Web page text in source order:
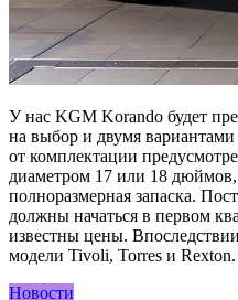
У нас KGM Korando будет
на выбор и двумя
от комплектации
диаметром 17 или 18
полноразмерная запаска.
должны начаться в первом
известны цены.
модели Tivoli, Torres и Rexton.
Новости